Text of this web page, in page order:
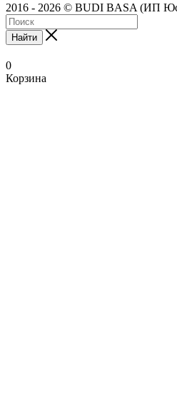
2016 - 2026 © BUDI BASA (ИП
Найти
0
Корзина